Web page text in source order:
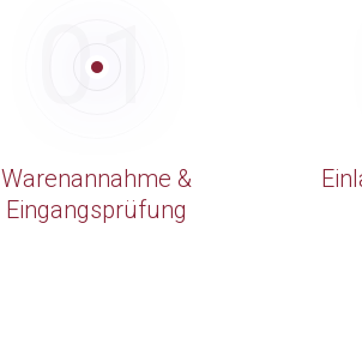
01
Warenannahme &
Eingangsprüfung